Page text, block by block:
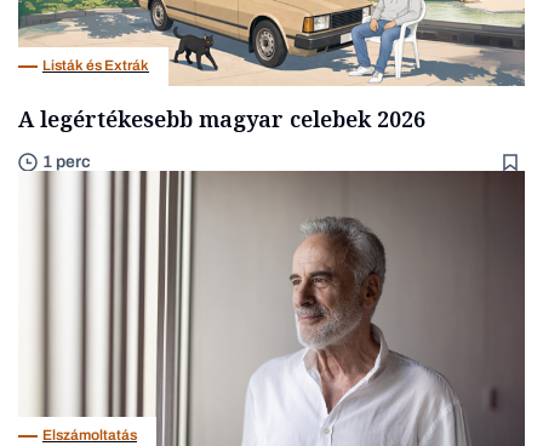
Listák és Extrák
A legértékesebb magyar celebek 2026
1 perc
Elszámoltatás